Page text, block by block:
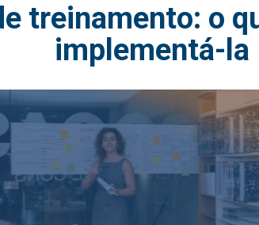
treinamento: o
implementá-la